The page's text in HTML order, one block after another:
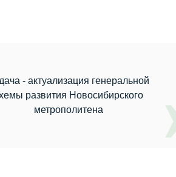
- актуализация генеральной
развития Новосибирского
метрополитена